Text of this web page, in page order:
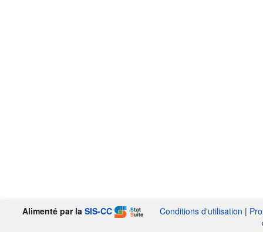
Alimenté par laSIS-CC Conditions d'utilisation |